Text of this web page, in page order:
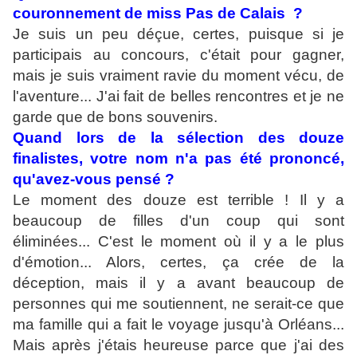
couronnement de miss Pas de Calais ?
Je suis un peu déçue, certes, puisque si je
participais au concours, c'était pour gagner,
mais je suis vraiment ravie du moment vécu, de
l'aventure... J'ai fait de belles rencontres et je ne
garde que de bons souvenirs.
Quand lors de la sélection des douze
finalistes, votre nom n'a pas été prononcé,
qu'avez-vous pensé ?
Le moment des douze est terrible ! Il y a
beaucoup de filles d'un coup qui sont
éliminées... C'est le moment où il y a le plus
d'émotion... Alors, certes, ça crée de la
déception, mais il y a avant beaucoup de
personnes qui me soutiennent, ne serait-ce que
ma famille qui a fait le voyage jusqu'à Orléans...
Mais après j'étais heureuse parce que j'ai des